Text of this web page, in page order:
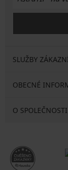
SLUŽBY
OBECNÉ
O SPOLEČNOSTI